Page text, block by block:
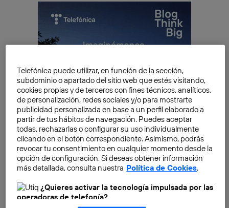
El control de una alarma y tus tarjetas bancarias.
Telefónica puede utilizar, en función de la sección,
subdominio o apartado del sitio web que estés visitando,
cookies propias y de terceros con fines técnicos, analíticos,
de personalización, redes sociales y/o para mostrarte
publicidad personalizada en base a un perfil elaborado a
partir de tus hábitos de navegación. Puedes aceptar
todas, rechazarlas o configurar su uso individualmente
clicando en el botón correspondiente. Asimismo, podrás
revocar tu consentimiento en cualquier momento desde la
opción de configuración. Si deseas obtener información
más detallada, consulta nuestra Política de Cookies.
¿Quieres activar la tecnología impulsada por las
operadoras de telefonía?